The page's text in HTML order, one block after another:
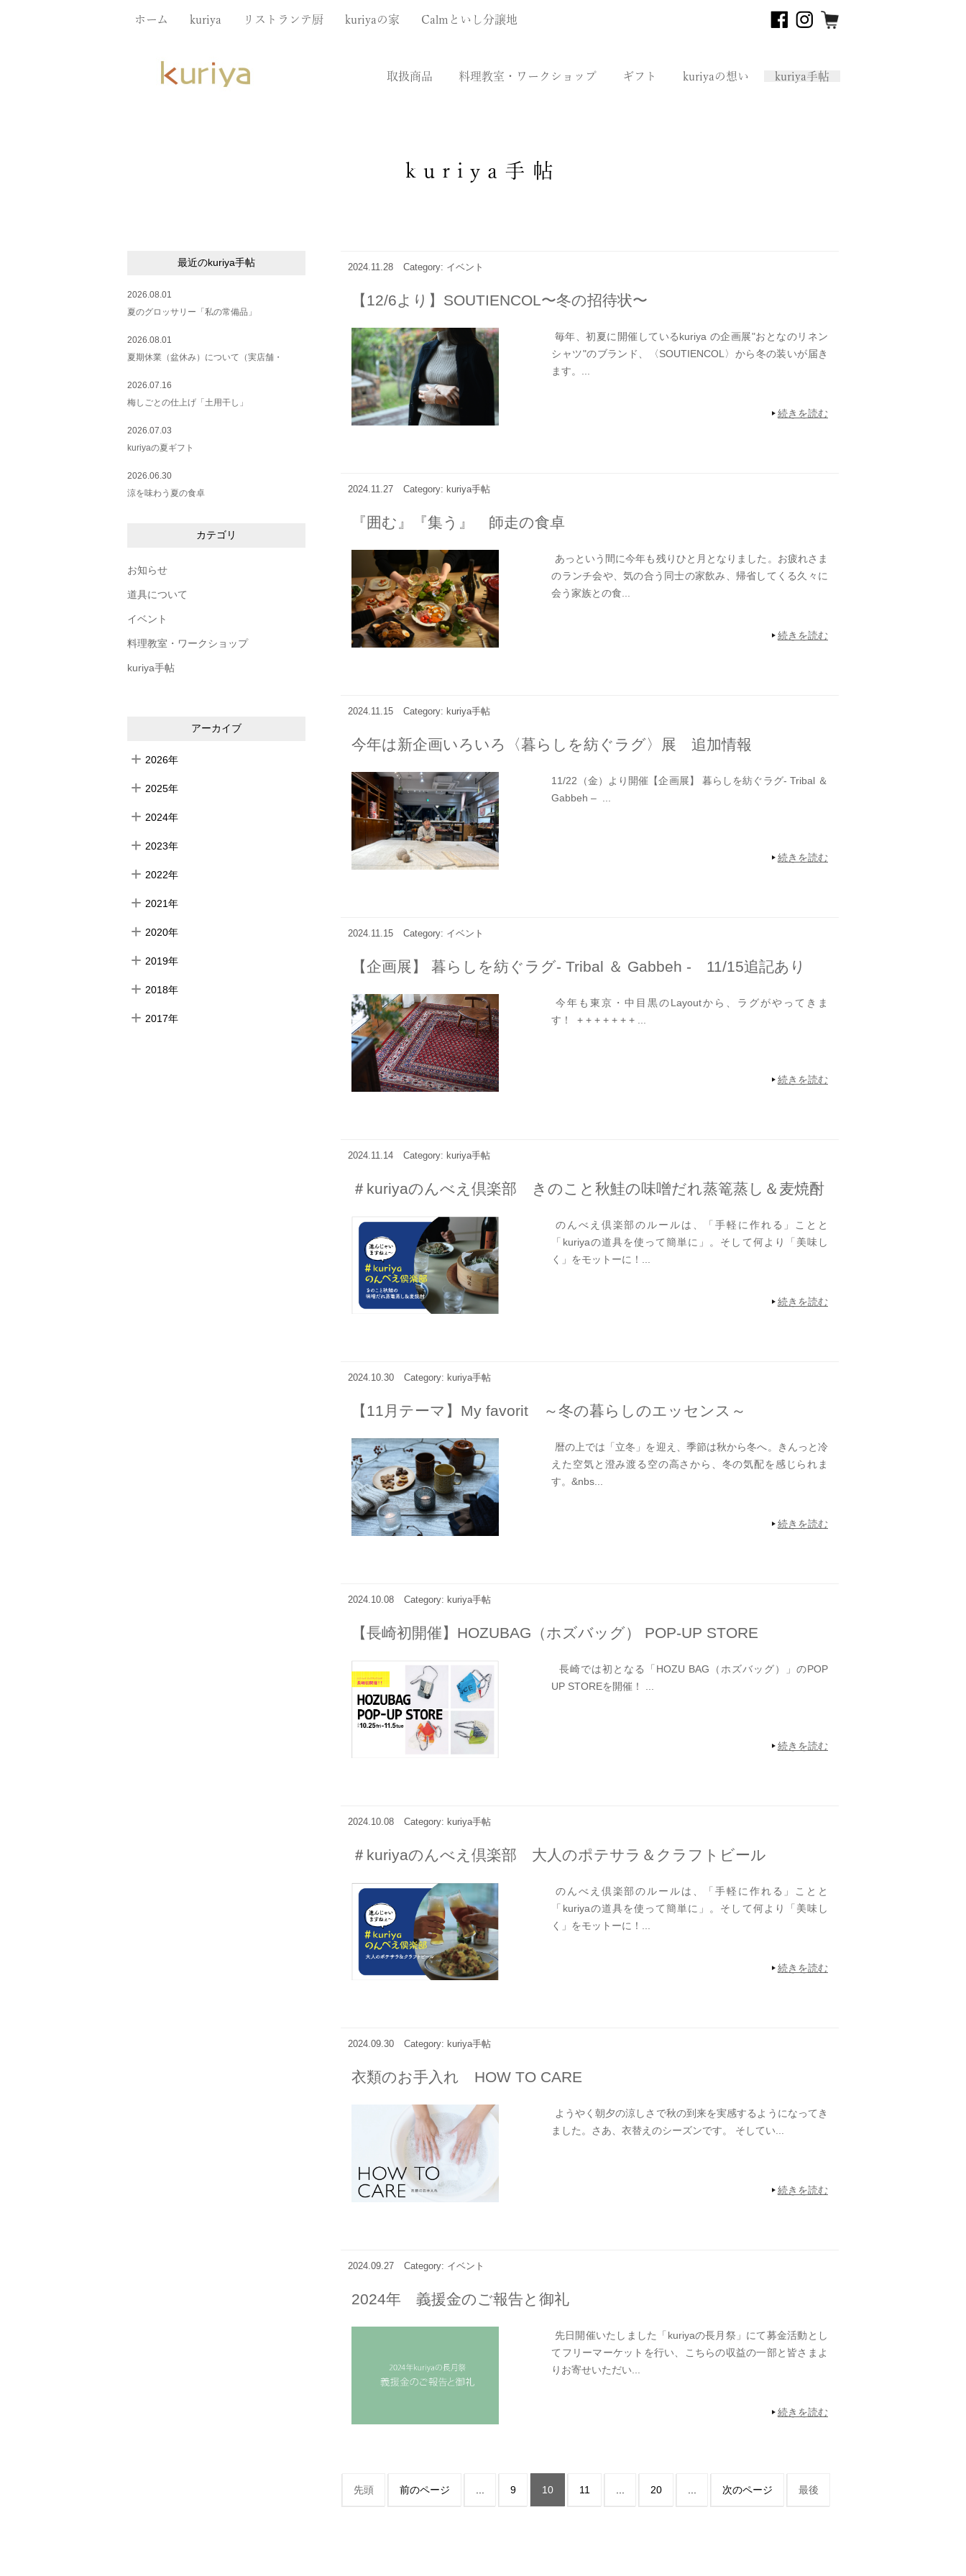
ホーム kuriya リストランテ厨 kuriyaの家 Calmといし分譲地
取扱商品 料理教室・ワークショップ ギフト kuriyaの想い kuriya手帖
kuriya手帖
2024.11.28 Category: イベント
【12/6より】SOUTIENCOL〜冬の招待状〜
毎年、初夏に開催しているkuriya の企画展"おとなのリネン
シャツ"のブランド、〈SOUTIENCOL〉から冬の装いが届き
ます。...
続きを読む
2024.11.27 Category: kuriya手帖
『囲む』『集う』 師走の食卓
あっという間に今年も残りひと月となりました。お疲れさま
のランチ会や、気の合う同士の家飲み、帰省してくる久々に
会う家族との食...
続きを読む
2024.11.15 Category: kuriya手帖
今年は新企画いろいろ〈暮らしを紡ぐラグ〉展 追加情報
11/22（金）より開催【企画展】 暮らしを紡ぐラグ- Tribal ＆
Gabbeh – ...
続きを読む
2024.11.15 Category: イベント
【企画展】 暮らしを紡ぐラグ- Tribal ＆ Gabbeh - 11/15追記あり
今年も東京・中目黒のLayoutから、ラグがやってきま
す！ + + + + + + + ...
続きを読む
2024.11.14 Category: kuriya手帖
＃kuriyaのんべえ倶楽部 きのこと秋鮭の味噌だれ蒸篭蒸し＆麦焼酎
のんべえ倶楽部のルールは、「手軽に作れる」ことと
「kuriyaの道具を使って簡単に」。そして何より「美味し
く」をモットーに！...
続きを読む
2024.10.30 Category: kuriya手帖
【11月テーマ】My favorit ～冬の暮らしのエッセンス～
暦の上では「立冬」を迎え、季節は秋から冬へ。きんっと冷
えた空気と澄み渡る空の高さから、冬の気配を感じられま
す。&nbs...
続きを読む
2024.10.08 Category: kuriya手帖
【長崎初開催】HOZUBAG（ホズバッグ） POP-UP STORE
長崎では初となる「HOZU BAG（ホズバッグ）」のPOP
UP STOREを開催！ ...
続きを読む
2024.10.08 Category: kuriya手帖
＃kuriyaのんべえ倶楽部 大人のポテサラ＆クラフトビール
のんべえ倶楽部のルールは、「手軽に作れる」ことと
「kuriyaの道具を使って簡単に」。そして何より「美味し
く」をモットーに！...
続きを読む
2024.09.30 Category: kuriya手帖
衣類のお手入れ HOW TO CARE
ようやく朝夕の涼しさで秋の到来を実感するようになってき
ました。さあ、衣替えのシーズンです。 そしてい...
続きを読む
2024.09.27 Category: イベント
2024年 義援金のご報告と御礼
先日開催いたしました「kuriyaの長月祭」にて募金活動とし
てフリーマーケットを行い、こちらの収益の一部と皆さまよ
りお寄せいただい...
続きを読む
先頭 前のページ 9 10 11 20 次のページ 最後
最近のkuriya手帖
2026.08.01
夏のグロッサリー「私の常備品」
2026.08.01
夏期休業（盆休み）について（実店舗・
2026.07.16
梅しごとの仕上げ「土用干し」
2026.07.03
kuriyaの夏ギフト
2026.06.30
涼を味わう夏の食卓
カテゴリ
お知らせ
道具について
イベント
料理教室・ワークショップ
kuriya手帖
アーカイブ
2026年
2025年
2024年
2023年
2022年
2021年
2020年
2019年
2018年
2017年